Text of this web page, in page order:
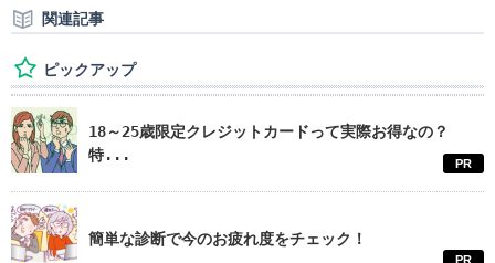
関連記事
ピックアップ
18～25歳限定クレジットカードって実際お得なの？
特...
PR
簡単な診断で今のお疲れ度をチェック！
PR